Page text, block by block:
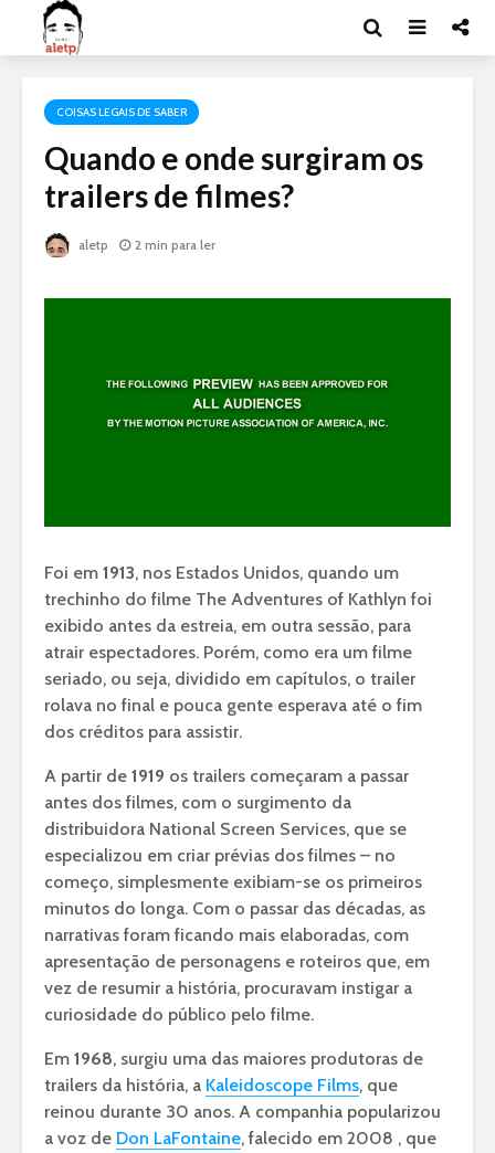
COISAS LEGAIS DE SABER
Quando e onde surgiram os
trailers de filmes?
aletp 2 min para ler
Foi em 1913, nos Estados Unidos, quando um
trechinho do filme The Adventures of Kathlyn foi
exibido antes da estreia, em outra sessão, para
atrair espectadores. Porém, como era um filme
seriado, ou seja, dividido em capítulos, o trailer
rolava no final e pouca gente esperava até o fim
dos créditos para assistir.
A partir de 1919 os trailers começaram a passar
antes dos filmes, com o surgimento da
distribuidora National Screen Services, que se
especializou em criar prévias dos filmes – no
começo, simplesmente exibiam-se os primeiros
minutos do longa. Com o passar das décadas, as
narrativas foram ficando mais elaboradas, com
apresentação de personagens e roteiros que, em
vez de resumir a história, procuravam instigar a
curiosidade do público pelo filme.
Em 1968, surgiu uma das maiores produtoras de
trailers da história, a Kaleidoscope Films, que
reinou durante 30 anos. A companhia popularizou
a voz de Don LaFontaine, falecido em 2008 , que